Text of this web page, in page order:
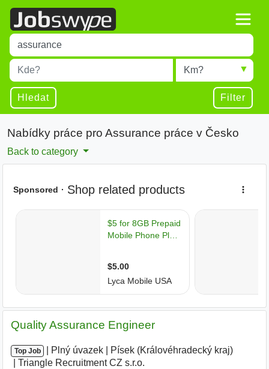
Title
Type 1 or more characters for results.
Místo
Type 1 or more characters for results.
Radius
Hledat Filter
Nabídky práce pro Assurance práce v Česko
Back to category
Quality Assurance Engineer
Top Job Plný úvazek Písek (Královéhradecký kraj)
Triangle Recruitment CZ s.r.o.